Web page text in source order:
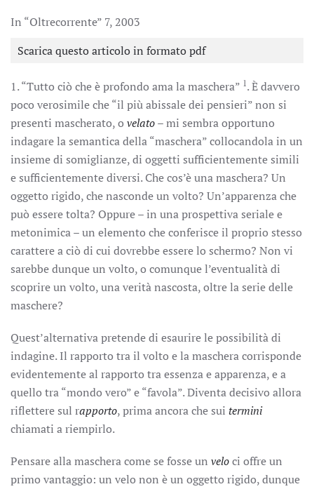
In “Oltrecorrente” 7, 2003
Scarica questo articolo in formato pdf
1. “Tutto ciò che è profondo ama la maschera” 1. È davvero
poco verosimile che “il più abissale dei pensieri” non si
presenti mascherato, o velato– mi sembra opportuno
indagare la semantica della “maschera” collocandola in un
insieme di somiglianze, di oggetti sufficientemente simili
e sufficientemente diversi. Che cos’è una maschera? Un
oggetto rigido, che nasconde un volto? Un’apparenza che
può essere tolta? Oppure – in una prospettiva seriale e
metonimica – un elemento che conferisce il proprio stesso
carattere a ciò di cui dovrebbe essere lo schermo? Non vi
sarebbe dunque un volto, o comunque l’eventualità di
scoprire un volto, una verità nascosta, oltre la serie delle
maschere?
Quest’alternativa pretende di esaurire le possibilità di
indagine. Il rapporto tra il volto e la maschera corrisponde
evidentemente al rapporto tra essenza e apparenza, e a
quello tra “mondo vero” e “favola”. Diventa decisivo allora
riflettere sul rapporto, prima ancora che sui termini
chiamati a riempirlo.
Pensare alla maschera come se fosse un veloci offre un
primo vantaggio: un velo non è un oggetto rigido, dunque